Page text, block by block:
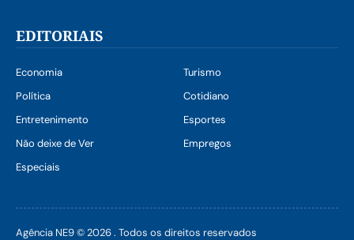
EDITORIAIS
Economia
Turismo
Política
Cotidiano
Entretenimento
Esportes
Não deixe de Ver
Empregos
Especiais
Agência NE9 © 2026 . Todos os direitos reservados